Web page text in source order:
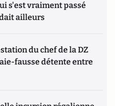
s'est vraiment passé
ailleurs
du chef de la DZ
fausse détente entre